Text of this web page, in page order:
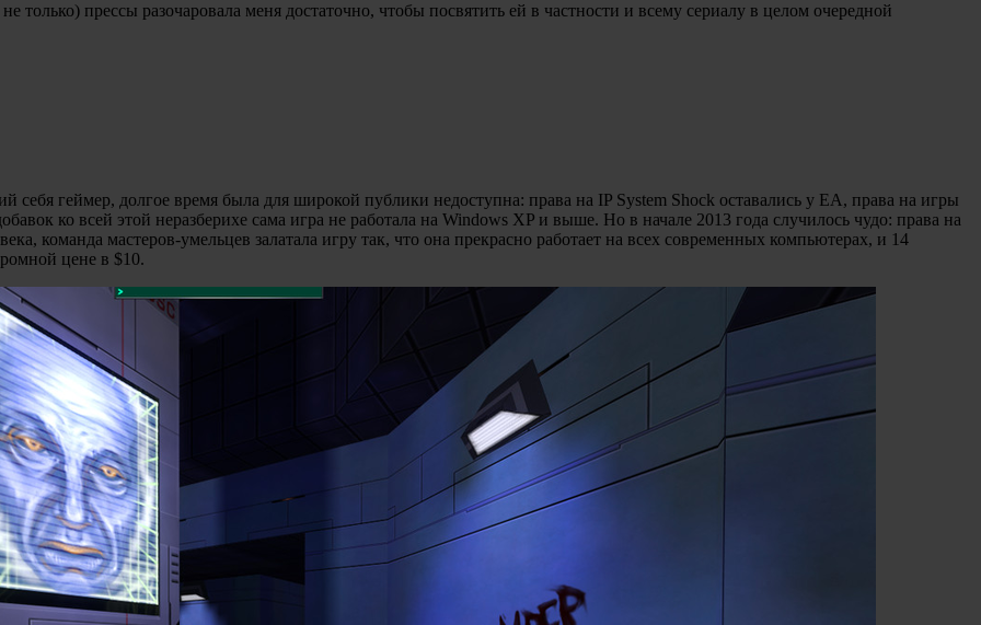
прессы разочаровала меня достаточно, чтобы посвятить ей в частности и всему сериалу в целом очередной
геймер, долгое время была для широкой публики недоступна: права на IP System Shock оставались у EA, права на игры
ко всей этой неразберихе сама игра не работала на Windows XP и выше. Но в начале 2013 года случилось чудо: права на
команда мастеров-умельцев залатала игру так, что она прекрасно работает на всех современных компьютерах, и 14
цене в $10.